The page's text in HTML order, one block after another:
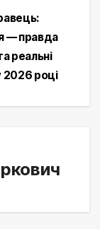
— правда
реальні
2026 році